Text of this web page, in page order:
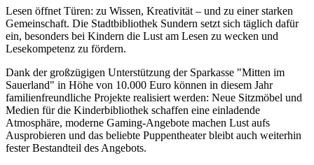
Lesen öffnet Türen: zu Wissen, Kreativität – und zu einer starken
Gemeinschaft. Die Stadtbibliothek Sundern setzt sich täglich dafür
ein, besonders bei Kindern die Lust am Lesen zu wecken und
Lesekompetenz zu fördern.
Dank der großzügigen Unterstützung der Sparkasse "Mitten im
Sauerland" in Höhe von 10.000 Euro können in diesem Jahr
familienfreundliche Projekte realisiert werden: Neue Sitzmöbel und
Medien für die Kinderbibliothek schaffen eine einladende
Atmosphäre, moderne Gaming-Angebote machen Lust aufs
Ausprobieren und das beliebte Puppentheater bleibt auch weiterhin
fester Bestandteil des Angebots.